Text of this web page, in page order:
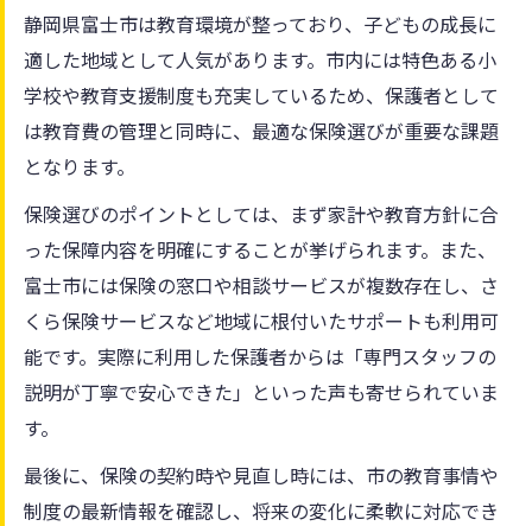
静岡県富士市は教育環境が整っており、子どもの成長に
適した地域として人気があります。市内には特色ある小
学校や教育支援制度も充実しているため、保護者として
は教育費の管理と同時に、最適な保険選びが重要な課題
となります。
保険選びのポイントとしては、まず家計や教育方針に合
った保障内容を明確にすることが挙げられます。また、
富士市には保険の窓口や相談サービスが複数存在し、さ
くら保険サービスなど地域に根付いたサポートも利用可
能です。実際に利用した保護者からは「専門スタッフの
説明が丁寧で安心できた」といった声も寄せられていま
す。
最後に、保険の契約時や見直し時には、市の教育事情や
制度の最新情報を確認し、将来の変化に柔軟に対応でき